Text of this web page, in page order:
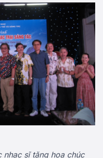
nhạc sĩ tặng hoa chúc